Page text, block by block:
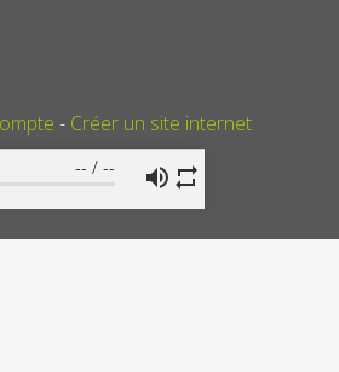
Créer un site internet
-- / --